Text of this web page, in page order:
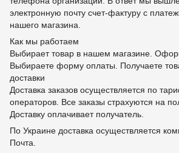
электронную почту счет-фактуру с
нашего магазина.
Как мы работаем
Выбирает товар в нашем магазине.
Выбираете форму оплаты. Получаете
доставки
Доставка заказов осуществляется по
операторов. Все заказы страхуются на
Доставку оплачивает получатель.
По Украине доставка осуществляется
Почта.